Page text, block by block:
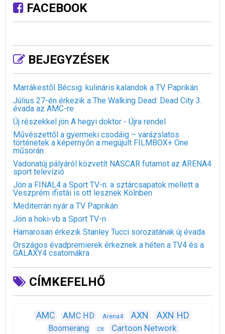
FACEBOOK
BEJEGYZÉSEK
Marrákestől Bécsig: kulináris kalandok a TV Paprikán
Július 27-én érkezik a The Walking Dead: Dead City 3.
évada az AMC-re
Új részekkel jön A hegyi doktor - Újra rendel
Művészettől a gyermeki csodáig – varázslatos
történetek a képernyőn a megújult FILMBOX+ One
műsorán
Vadonatúj pályáról közvetít NASCAR futamot az ARENA4
sport televízió
Jön a FINAL4 a Sport TV-n: a sztárcsapatok mellett a
Veszprém ifistái is ott lesznek Kölnben
Mediterrán nyár a TV Paprikán
Jön a hoki-vb a Sport TV-n
Hamarosan érkezik Stanley Tucci sorozatának új évada
Országos évadpremierek érkeznek a héten a TV4 és a
GALAXY4 csatornákra
CÍMKEFELHŐ
AMC AMC HD Arena4 AXN AXN HD
Boomerang C8 Cartoon Network